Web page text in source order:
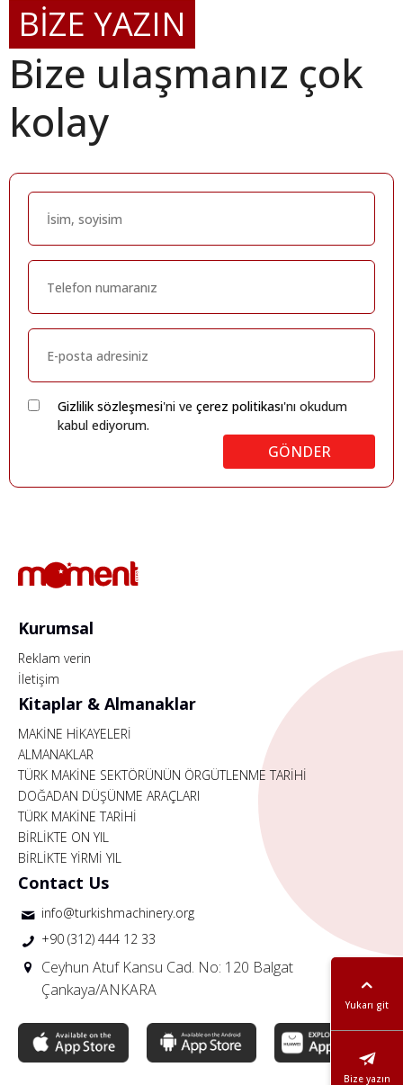
BİZE YAZIN
Bize ulaşmanız çok
kolay
Gizlilik sözleşmesi'ni ve çerez politikası'nı okudum
kabul ediyorum.
GÖNDER
Yukarı git
Bize yazın
Kurumsal
Reklam verin
İletişim
Kitaplar & Almanaklar
MAKİNE HİKAYELERİ
ALMANAKLAR
TÜRK MAKİNE SEKTÖRÜNÜN ÖRGÜTLENME TARİHİ
DOĞADAN DÜŞÜNME ARAÇLARI
TÜRK MAKİNE TARİHİ
BİRLİKTE ON YIL
BİRLİKTE YİRMİ YIL
Contact Us
info@turkishmachinery.org
+90 (312) 444 12 33
Ceyhun Atuf Kansu Cad. No: 120 Balgat
Çankaya/ANKARA